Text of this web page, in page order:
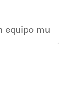
equipo